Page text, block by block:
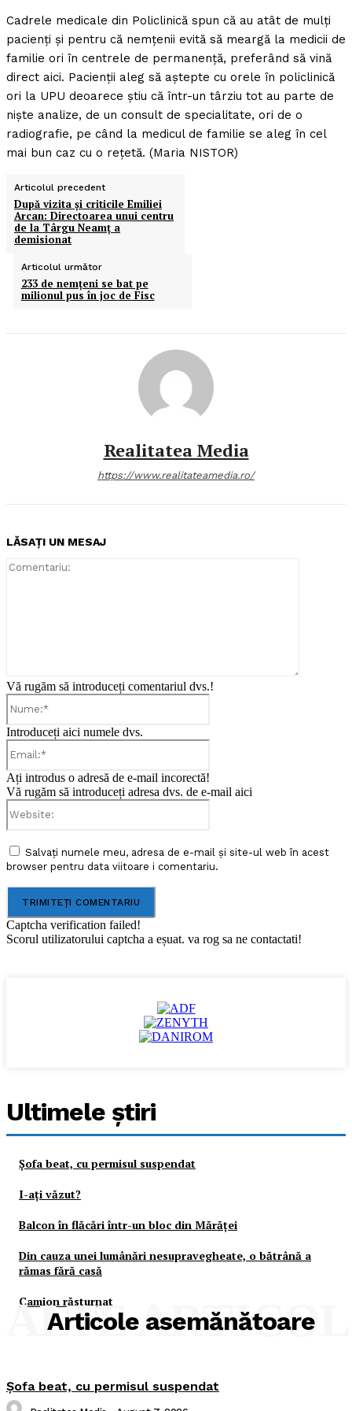
Cadrele medicale din Policlinică spun că au atât de mulţi
pacienţi şi pentru că nemţenii evită să meargă la medicii de
familie ori în centrele de permanenţă, preferând să vină
direct aici. Pacienţii aleg să aştepte cu orele în policlinică
ori la UPU deoarece ştiu că într-un târziu tot au parte de
nişte analize, de un consult de specialitate, ori de o
radiografie, pe când la medicul de familie se aleg în cel
mai bun caz cu o reţetă. (Maria NISTOR)
Articolul precedent
După vizita şi criticile Emiliei
Arcan: Directoarea unui centru
de la Târgu Neamţ a
demisionat
Articolul următor
233 de nemţeni se bat pe
milionul pus în joc de Fisc
Realitatea Media
https://www.realitateamedia.ro/
LĂSAȚI UN MESAJ
Vă rugăm să introduceți comentariul dvs.!
Introduceți aici numele dvs.
Ați introdus o adresă de e-mail incorectă!
Vă rugăm să introduceți adresa dvs. de e-mail aici
Salvați numele meu, adresa de e-mail și site-ul web în acest
browser pentru data viitoare i comentariu.
Captcha verification failed!
Scorul utilizatorului captcha a eșuat. va rog sa ne contactati!
Ultimele ştiri
Şofa beat, cu permisul suspendat
I-aţi văzut?
Balcon în flăcări într-un bloc din Mărăţei
Din cauza unei lumânări nesupravegheate, o bătrână a
rămas fără casă
Camion răsturnat
Articole asemănătoare
ALTE
Şofa beat, cu permisul suspendat